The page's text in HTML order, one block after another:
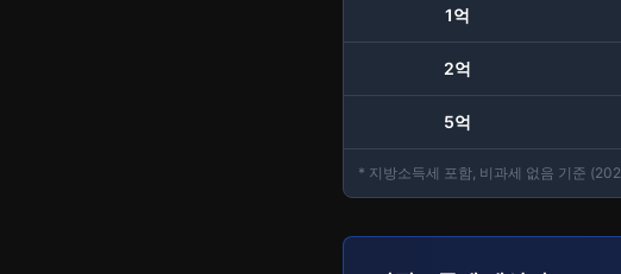
1억
2억
5억
* 지방소득세 포함, 비과세 없음 기준